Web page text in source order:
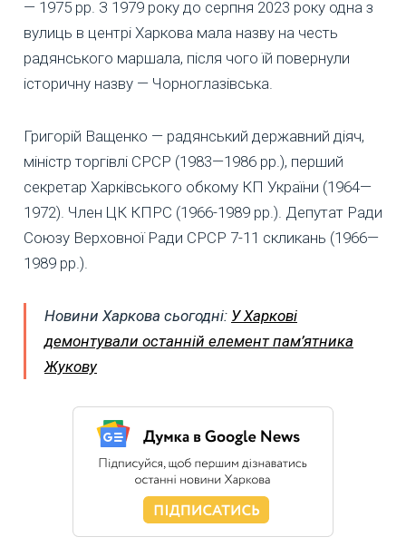
— 1975 рр. З 1979 року до серпня 2023 року одна з
вулиць в центрі Харкова мала назву на честь
радянського маршала, після чого їй повернули
історичну назву — Чорноглазівська.
Григорій Ващенко — радянський державний діяч,
міністр торгівлі СРСР (1983—1986 рр.), перший
секретар Харківського обкому КП України (1964—
1972). Член ЦК КПРС (1966-1989 рр.). Депутат Ради
Союзу Верховної Ради СРСР 7-11 скликань (1966—
1989 рр.).
Новини Харкова сьогодні: У Харкові
демонтували останній елемент пам’ятника
Жукову